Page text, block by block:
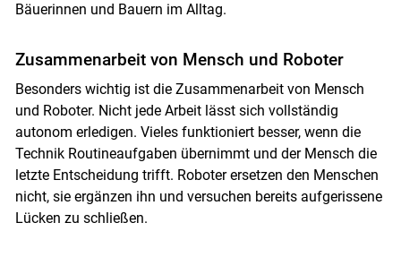
Bäuerinnen und Bauern im Alltag.
Zusammenarbeit von Mensch und Roboter
Besonders wichtig ist die Zusammenarbeit von Mensch
und Roboter. Nicht jede Arbeit lässt sich vollständig
autonom erledigen. Vieles funktioniert besser, wenn die
Technik Routineaufgaben übernimmt und der Mensch die
letzte Entscheidung trifft. Roboter ersetzen den Menschen
nicht, sie ergänzen ihn und versuchen bereits aufgerissene
Lücken zu schließen.